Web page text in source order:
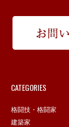
CATEGORIES
格闘技・格闘家
建築家